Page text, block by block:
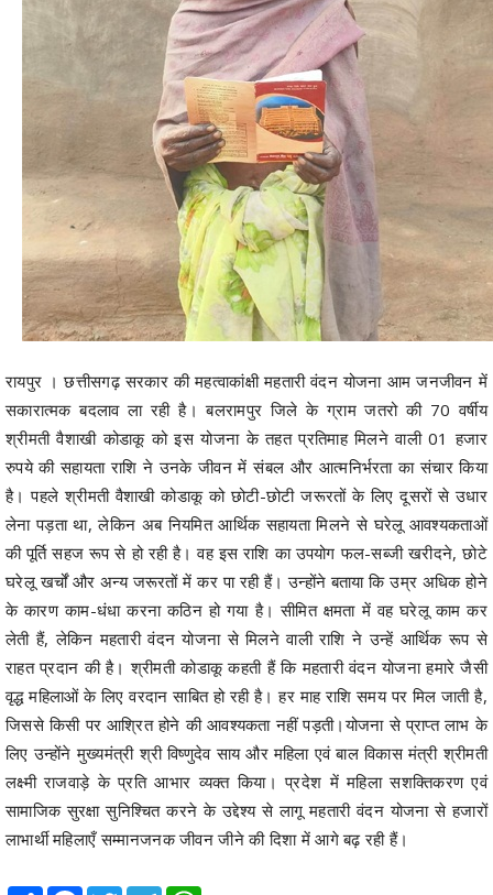
रायपुर । छत्तीसगढ़ सरकार की महत्वाकांक्षी महतारी वंदन योजना आम जनजीवन में
सकारात्मक बदलाव ला रही है। बलरामपुर जिले के ग्राम जतरो की 70 वर्षीय
श्रीमती वैशाखी कोडाकू को इस योजना के तहत प्रतिमाह मिलने वाली 01 हजार
रुपये की सहायता राशि ने उनके जीवन में संबल और आत्मनिर्भरता का संचार किया
है। पहले श्रीमती वैशाखी कोडाकू को छोटी-छोटी जरूरतों के लिए दूसरों से उधार
लेना पड़ता था, लेकिन अब नियमित आर्थिक सहायता मिलने से घरेलू आवश्यकताओं
की पूर्ति सहज रूप से हो रही है। वह इस राशि का उपयोग फल-सब्जी खरीदने, छोटे
घरेलू खर्चों और अन्य जरूरतों में कर पा रही हैं। उन्होंने बताया कि उम्र अधिक होने
के कारण काम-धंधा करना कठिन हो गया है। सीमित क्षमता में वह घरेलू काम कर
लेती हैं, लेकिन महतारी वंदन योजना से मिलने वाली राशि ने उन्हें आर्थिक रूप से
राहत प्रदान की है। श्रीमती कोडाकू कहती हैं कि महतारी वंदन योजना हमारे जैसी
वृद्ध महिलाओं के लिए वरदान साबित हो रही है। हर माह राशि समय पर मिल जाती है,
जिससे किसी पर आश्रित होने की आवश्यकता नहीं पड़ती।योजना से प्राप्त लाभ के
लिए उन्होंने मुख्यमंत्री श्री विष्णुदेव साय और महिला एवं बाल विकास मंत्री श्रीमती
लक्ष्मी राजवाड़े के प्रति आभार व्यक्त किया। प्रदेश में महिला सशक्तिकरण एवं
सामाजिक सुरक्षा सुनिश्चित करने के उद्देश्य से लागू महतारी वंदन योजना से हजारों
लाभार्थी महिलाएँ सम्मानजनक जीवन जीने की दिशा में आगे बढ़ रही हैं।